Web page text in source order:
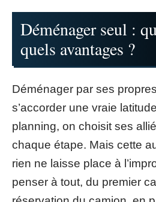
Déménager seul :
quels avantages ?
Déménager par ses
s’accorder une vraie
planning, on choisit ses
chaque étape. Mais cette
rien ne laisse place à
penser à tout, du premier